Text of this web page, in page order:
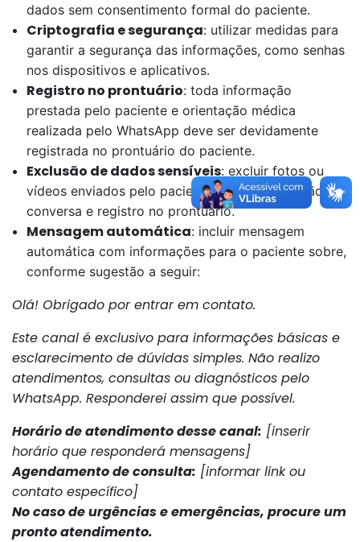
dados sem consentimento formal do paciente.
Criptografia e segurança: utilizar medidas para
garantir a segurança das informações, como senhas
nos dispositivos e aplicativos.
Registro no prontuário: toda informação
prestada pelo paciente e orientação médica
realizada pelo WhatsApp deve ser devidamente
registrada no prontuário do paciente.
Exclusão de dados sensíveis: excluir fotos ou
vídeos enviados pelo paciente após a conclusão da
conversa e registro no prontuário.
Mensagem automática: incluir mensagem
automática com informações para o paciente sobre,
conforme sugestão a seguir:
Olá! Obrigado por entrar em contato.
Este canal é exclusivo para informações básicas e
esclarecimento de dúvidas simples. Não realizo
atendimentos, consultas ou diagnósticos pelo
WhatsApp. Responderei assim que possível.
Horário de atendimento desse canal: [inserir
horário que responderá mensagens]
Agendamento de consulta: [informar link ou
contato específico]
No caso de urgências e emergências, procure um
pronto atendimento.